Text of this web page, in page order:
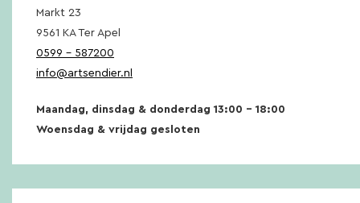
Markt 23
9561 KA Ter Apel
0599 – 587200
info@artsendier.nl
Maandag, dinsdag & donderdag 13:00 – 18:00
Woensdag & vrijdag gesloten